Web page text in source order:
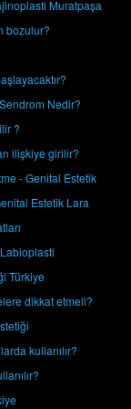
Muratpaşa
bozulur?
Nedir?
?
ilişkiye girilir?
- Genital Estetik
Estetik Lara
Labioplasti
Türkiye
dikkat etmeli?
kullanılır?